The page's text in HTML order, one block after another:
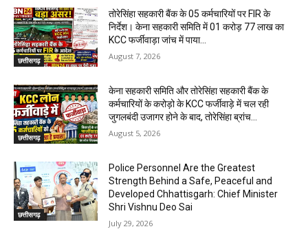
छत्तीसगढ़
तोरेसिंहा सहकारी बैंक के 05 कर्मचारियों पर FIR के
निर्देश। केना सहकारी समिति में 01 करोड़ 77 लाख का
KCC फर्जीवाड़ा जांच में पाया...
August 7, 2026
छत्तीसगढ़
केना सहकारी समिति और तोरेसिंहा सहकारी बैंक के
कर्मचारियों के करोड़ो के KCC फर्जीवाड़े में चल रही
जुगलबंदी उजागर होने के बाद, तोरेसिंहा ब्रांच...
August 5, 2026
छत्तीसगढ़
Police Personnel Are the Greatest
Strength Behind a Safe, Peaceful and
Developed Chhattisgarh: Chief Minister
Shri Vishnu Deo Sai
July 29, 2026